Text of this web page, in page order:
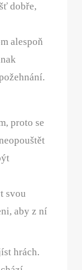
dobře,
alespoň
proto se
svou
aby z ní
hrách.